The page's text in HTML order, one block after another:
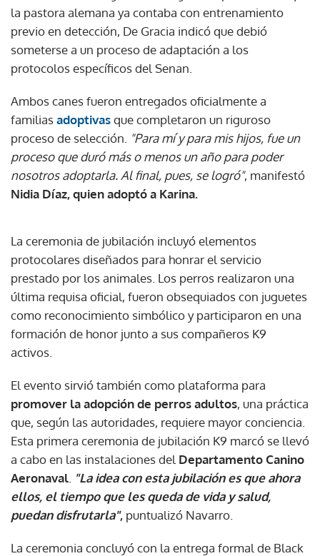
la pastora alemana ya contaba con entrenamiento
previo en detección, De Gracia indicó que debió
someterse a un proceso de adaptación a los
protocolos específicos del Senan.
Ambos canes fueron entregados oficialmente a
familiasadoptivasque completaron un riguroso
proceso de selección. "Para mí y para mis hijos, fue un
proceso que duró más o menos un año para poder
nosotros adoptarla. Al final, pues, se logró", manifestó
Nidia Díaz, quien adoptó a Karina.
La ceremonia de jubilación incluyó elementos
protocolares diseñados para honrar el servicio
prestado por los animales. Los perros realizaron una
última requisa oficial, fueron obsequiados con juguetes
como reconocimiento simbólico y participaron en una
formación de honor junto a sus compañeros K9
activos.
El evento sirvió también como plataforma para
promover la adopción de perros adultos, una práctica
que, según las autoridades, requiere mayor conciencia.
Esta primera ceremonia de jubilación K9 marcó se llevó
a cabo en las instalaciones del Departamento Canino
Aeronaval "La idea con esta jubilación es que ahora
ellos, el tiempo que les queda de vida y salud,
puedan disfrutarla", puntualizó Navarro.
La ceremonia concluyó con la entrega formal de Black